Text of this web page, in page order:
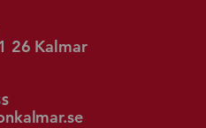
26 Kalmar